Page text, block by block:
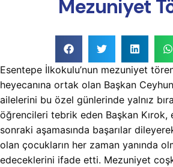
Mezuniyet
Esentepe İlkokulu’nun mezuniyet
heyecanına ortak olan Başkan
ailelerini bu özel günlerinde yalnız
öğrencileri tebrik eden Başkan Kırok,
sonraki aşamasında başarılar
olan çocukların her zaman yanında
edeceklerini ifade etti. Mezuniyet